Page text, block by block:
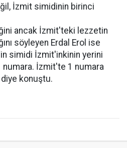
İzmit simidinin birinci
ancak İzmit'teki lezzetin
söyleyen Erdal Erol ise
simidi İzmit'inkinin yerini
İzmit'te 1 numara
diye konuştu.